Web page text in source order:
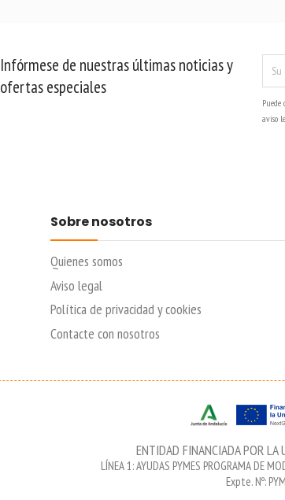
Infórmese de nuestras últimas noticias y
ofertas especiales
aviso
Sobre nosotros
Quienes somos
Aviso legal
Política de privacidad y cookies
Contacte con nosotros
ENTIDAD FINANCIADA POR LA
LÍNEA 1: AYUDAS PYMES PROGRAMA DE
Expte. Nº: